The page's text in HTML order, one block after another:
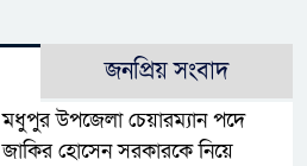
জনপ্রিয় সংবাদ
মধুপুর উপজেলা চেয়ারম্যান পদে
জাকির হোসেন সরকারকে নিয়ে